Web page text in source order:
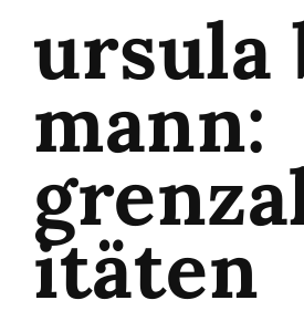
ursula
mann:
itäten